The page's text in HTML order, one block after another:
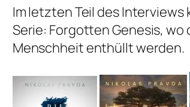
Im letzten Teil des
Serie: Forgotten Genesis,
Menschheit enthüllt werden.